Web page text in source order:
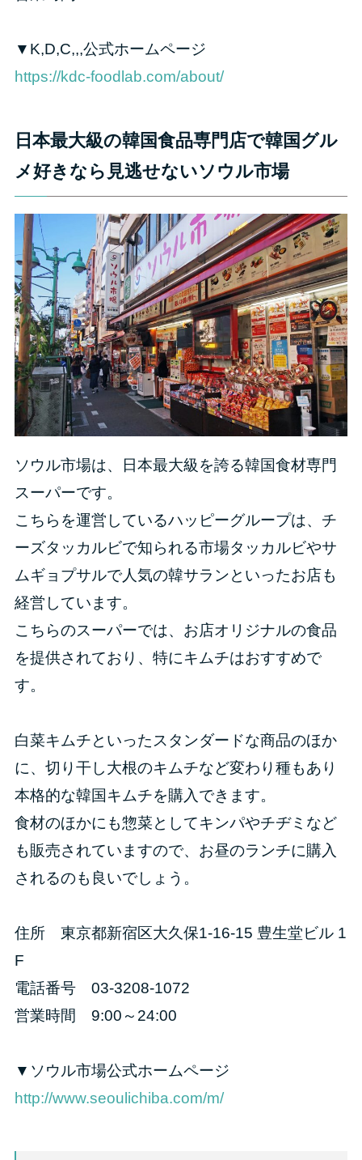
▼K,D,C,,,公式ホームページ
https://kdc-foodlab.com/about/
日本最大級の韓国食品専門店で韓国グル
メ好きなら見逃せないソウル市場
ソウル市場は、日本最大級を誇る韓国食材専門
スーパーです。
こちらを運営しているハッピーグループは、チ
ーズタッカルビで知られる市場タッカルビやサ
ムギョプサルで人気の韓サランといったお店も
経営しています。
こちらのスーパーでは、お店オリジナルの食品
を提供されており、特にキムチはおすすめで
す。
白菜キムチといったスタンダードな商品のほか
に、切り干し大根のキムチなど変わり種もあり
本格的な韓国キムチを購入できます。
食材のほかにも惣菜としてキンパやチヂミなど
も販売されていますので、お昼のランチに購入
されるのも良いでしょう。
住所 東京都新宿区大久保1-16-15 豊生堂ビル 1
F
電話番号 03-3208-1072
営業時間 9:00～24:00
▼ソウル市場公式ホームページ
http://www.seoulichiba.com/m/